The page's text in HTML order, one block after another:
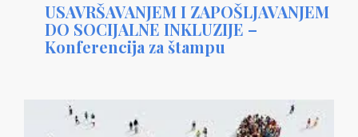
USAVRŠAVANJEM I ZAPOŠLJAVANJEM
DO SOCIJALNE INKLUZIJE –
Konferencija za štampu